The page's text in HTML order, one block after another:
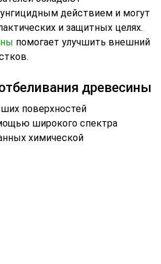
действием и могут
и защитных целях.
помогает улучшить внешний
древесины
поверхностей
широкого спектра
химической